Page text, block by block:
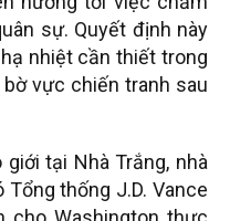
sự. Quyết định này
nhiệt cần thiết trong
vực chiến tranh sau
tại Nhà Trắng, nhà
Tổng thống J.D. Vance